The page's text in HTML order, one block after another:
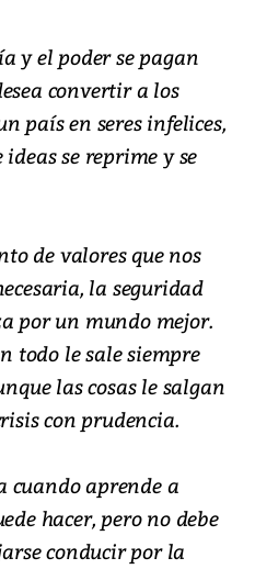
y el poder se pagan
convertir a los
país en seres infelices,
se reprime y se
de valores que nos
la seguridad
por un mundo mejor.
todo le sale siempre
las cosas le salgan
con prudencia.
cuando aprende a
hacer, pero no debe
conducir por la